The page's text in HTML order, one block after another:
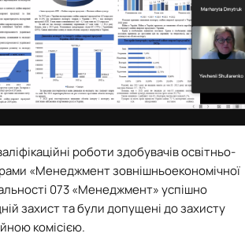
роботи здобувачів освітньо-
«Менеджмент зовнішньоекономічної
073 «Менеджмент» успішно
захист та були допущені до захисту
комісією.